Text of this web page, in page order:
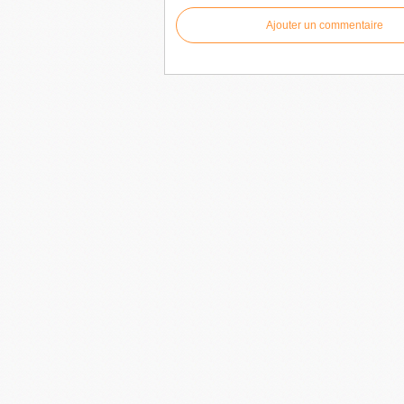
Ajouter un commentaire